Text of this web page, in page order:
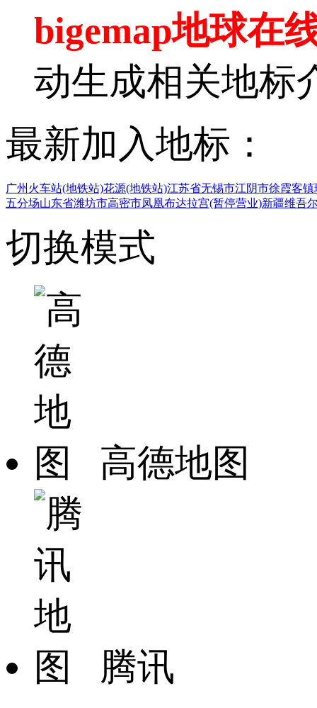
bigemap地球在
动生成相关地标
最新加入地标：
广州火车站(地铁站)花源(地铁站)江苏省无锡市江阴市徐霞客镇
五分场山东省潍坊市高密市凤凰布达拉宫(暂停营业)新疆维吾
切换模式
高德地图
腾讯